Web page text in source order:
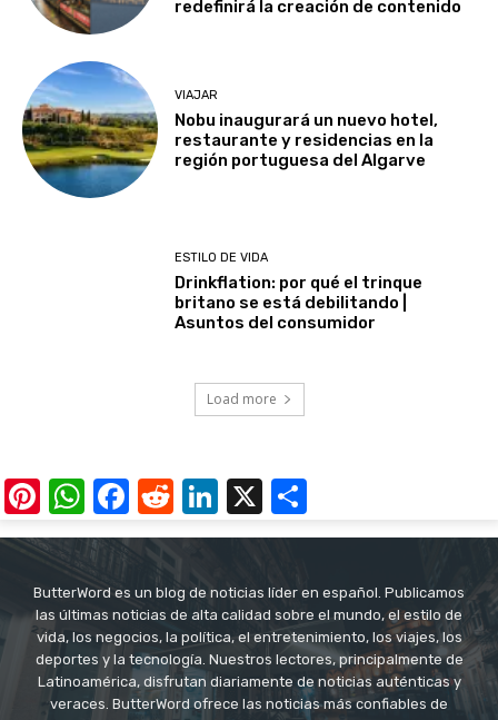
redefinirá la creación de contenido
VIAJAR
Nobu inaugurará un nuevo hotel,
restaurante y residencias en la
región portuguesa del Algarve
ESTILO DE VIDA
Drinkflation: por qué el trinque
britano se está debilitando |
Asuntos del consumidor
Load more
Pinterest
WhatsApp
Facebook
RedditLinkedIn
X
ButterWord es un blog de noticias líder en español. Publicamos
las últimas noticias de alta calidad sobre el mundo, el estilo de
vida, los negocios, la política, el entretenimiento, los viajes, los
deportes y la tecnología. Nuestros lectores, principalmente de
Latinoamérica, disfrutan diariamente de noticias auténticas y
veraces. ButterWord ofrece las noticias más confiables de